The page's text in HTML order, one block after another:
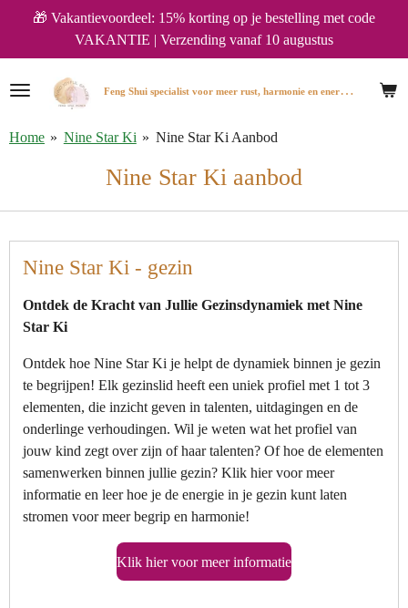
naar
de
hoofdinhoud
F
eng Shui specialist voor meer rust, harmonie en energie in huis.
🎁 Vakantievoordeel: 15% korting op je bestelling met code
VAKANTIE | Verzending vanaf 10 augustus
Home » Nine Star Ki » Nine Star Ki Aanbod
Nine Star Ki aanbod
Nine Star Ki - gezin
Ontdek de Kracht van Jullie Gezinsdynamiek met Nine
Star Ki
Ontdek hoe Nine Star Ki je helpt de dynamiek binnen je gezin
te begrijpen! Elk gezinslid heeft een uniek profiel met 1 tot 3
elementen, die inzicht geven in talenten, uitdagingen en de
onderlinge verhoudingen. Wil je weten wat het profiel van
jouw kind zegt over zijn of haar talenten? Of hoe de elementen
samenwerken binnen jullie gezin? Klik hier voor meer
informatie en leer hoe je de energie in je gezin kunt laten
stromen voor meer begrip en harmonie!
Klik hier voor meer informatie